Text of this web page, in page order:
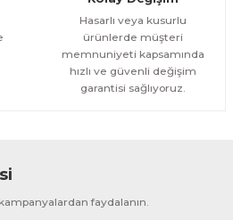
%12
Çerçeveli Tablo ACT
Ahşap Çerçeveli Tablo ACT
Hasarlı veya kusurlu
ürünlerde müşteri
memnuniyeti kapsamında
hızlı ve güvenli değişim
garantisi sağlıyoruz.
faydalanın.